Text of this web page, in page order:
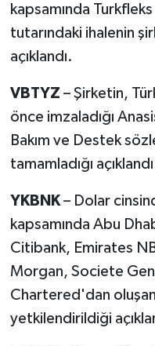
kapsamında
tutarındaki ihalenin
açıklandı.
VBTYZ – Şirketin,
önce imzaladığı
Bakım ve Destek
tamamladığı
YKBNK – Dolar
kapsamında Abu
Citibank, Emirates
Morgan, Societe
Chartered'dan
yetkilendirildiği